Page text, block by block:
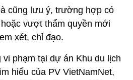
cũng lưu ý, trường hợp có
vượt thẩm quyền mới
xét, chỉ đạo.
phạm tại dự án Khu du lịch
hiểu của PV VietNamNet,